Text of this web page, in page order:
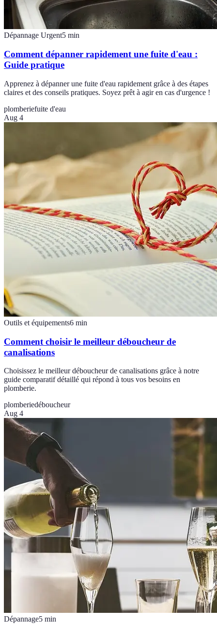
Dépannage Urgent5 min
Comment dépanner rapidement une fuite d'eau :
Guide pratique
Apprenez à dépanner une fuite d'eau rapidement grâce à des étapes
claires et des conseils pratiques. Soyez prêt à agir en cas d'urgence !
plomberiefuite d'eau
Aug 4
Outils et équipements6 min
Comment choisir le meilleur déboucheur de
canalisations
Choisissez le meilleur déboucheur de canalisations grâce à notre
guide comparatif détaillé qui répond à tous vos besoins en
plomberie.
plomberiedéboucheur
Aug 4
Dépannage5 min